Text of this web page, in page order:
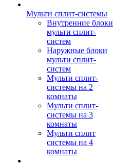
Мульти сплит-системы
Внутренние блоки
мульти сплит-
систем
Наружные блоки
мульти сплит-
систем
Мульти сплит-
системы на 2
комнаты
Мульти сплит-
системы на 3
комнаты
Мульти сплит
системы на 4
комнаты